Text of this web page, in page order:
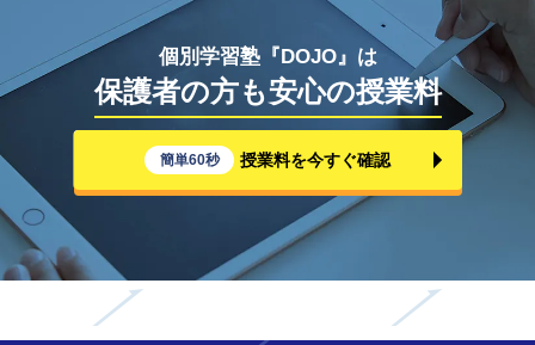
個別学習塾『DOJO』は
保護者の方も安心の授業料
簡単60秒 授業料を今すぐ確認